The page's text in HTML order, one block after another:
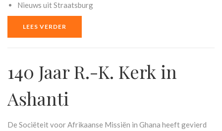
Nieuws uit Straatsburg
LEES VERDER
140 Jaar R.-K. Kerk in
Ashanti
De Sociëteit voor Afrikaanse Missiën in Ghana heeft gevierd